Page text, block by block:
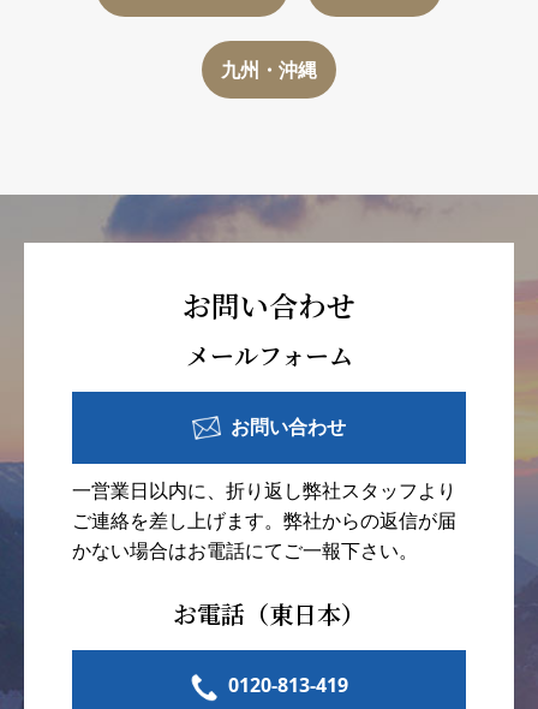
九州・沖縄
お問い合わせ
メールフォーム
お問い合わせ
一営業日以内に、折り返し弊社スタッフより
ご連絡を差し上げます。弊社からの返信が届
かない場合はお電話にてご一報下さい。
お電話（東日本）
0120-813-419